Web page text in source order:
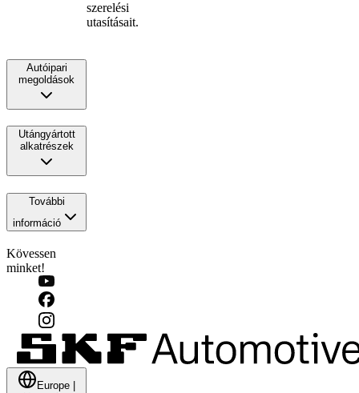
szerelési
utasításait.
Autóipari
megoldások
Utángyártott
alkatrészek
További
információ
Kövessen
minket!
Europe